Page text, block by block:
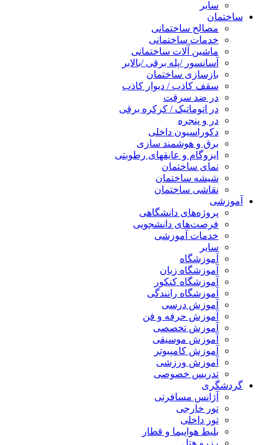
سایر
ساختمان
مصالح ساختمانی
خدمات ساختمانی
ماشین آلات ساختمانی
آسانسور /پله برقی /بالابر
بازسازی ساختمان
سقف کاذب / دیوار کاذب
در ضد سرقت
در اتوماتیک / کرکره برقی
در و پنجره
دکوراسیون داخلی
برق و هوشمند سازی
ایزوگام و عایقهای رطوبتی
نمای ساختمان
شیشه ساختمان
نقاشی ساختمان
آموزشی
پروژه‌های دانشگاهی
فرصت‌های دانشجویی
خدمات آموزشی
سایر
آموزشگاه
آموزشگاه زبان
آموزشگاه کنکور
آموزشگاه رانندگی
آموزش درسی
آموزش حرفه و فن
آموزش تخصصی
آموزش موسیقی
آموزش کامپیوتر
آموزش ورزشی
تدریس خصوصی
گردشگری
آژانس مسافرتی
تور خارجی
تور داخلی
بلیط هواپیما و قطار